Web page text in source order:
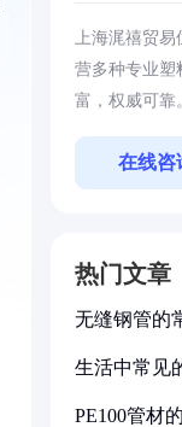
上海浘禧贸易
营多种专业塑
富，权威可靠
在线咨
热门文章
无缝钢管的
生活中常见
PE100管材